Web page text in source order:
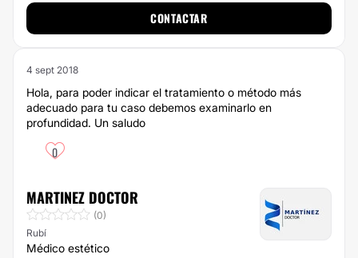
CONTACTAR
4 sept 2018
Hola, para poder indicar el tratamiento o método más
adecuado para tu caso debemos examinarlo en
profundidad. Un saludo
0
MARTINEZ DOCTOR
(0)
Rubí
Médico estético